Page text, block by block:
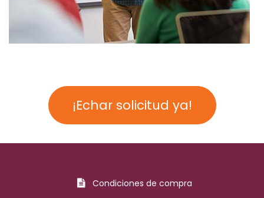
¡Echar solicitud ya!
Condiciones de compra